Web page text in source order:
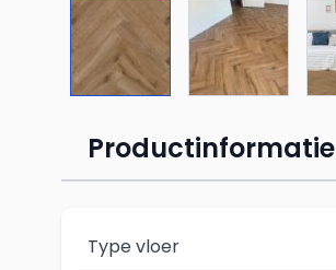
Productinformatie
Type vloer